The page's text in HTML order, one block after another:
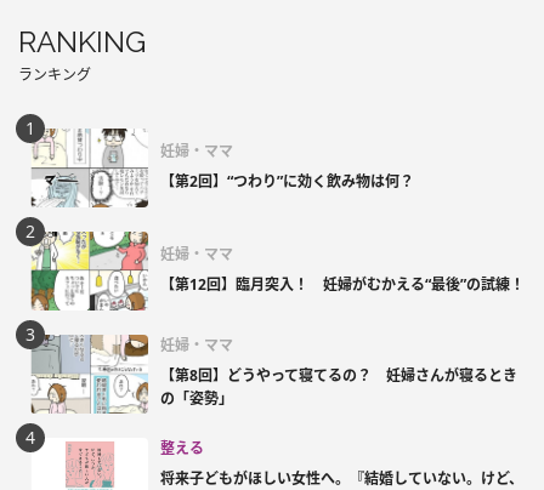
RANKING
ランキング
妊婦・ママ
【第2回】“つわり”に効く飲み物は何？
妊婦・ママ
【第12回】臨月突入！ 妊婦がむかえる“最後”の試練！
妊婦・ママ
【第8回】どうやって寝てるの？ 妊婦さんが寝るとき
の「姿勢」
整える
将来子どもがほしい女性へ。『結婚していない。けど、